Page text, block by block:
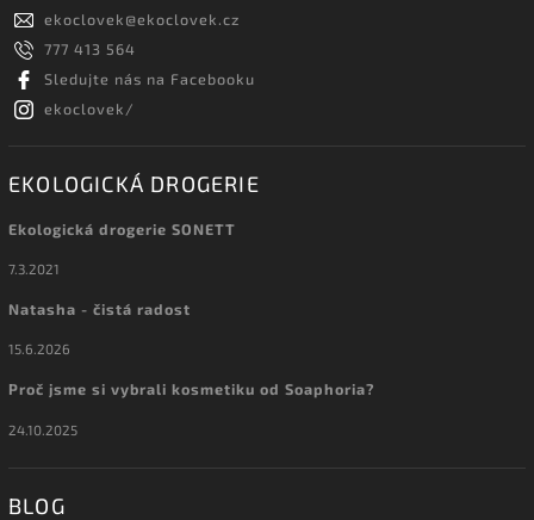
ekoclovek@ekoclovek.cz
777 413 564
Sledujte nás na Facebooku
ekoclovek/
EKOLOGICKÁ DROGERIE
Ekologická drogerie SONETT
7.3.2021
Natasha - čistá radost
15.6.2026
Proč jsme si vybrali kosmetiku od Soaphoria?
24.10.2025
BLOG